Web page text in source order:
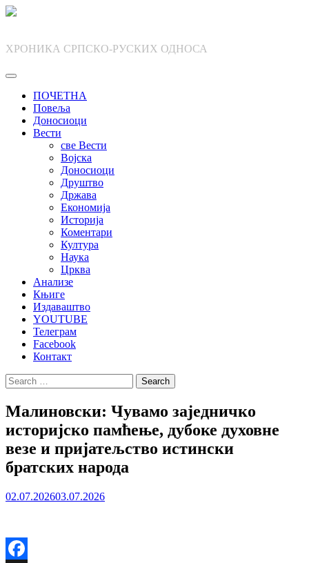
Skip
ХРОНИКА СРПСКО-РУСКИХ ОДНОСА
ПОЧЕТНА
Повеља
Доносиоци
Вести
све Вести
Војска
Доносиоци
Друштво
Држава
Економија
Историја
Коментари
Култура
Наука
Црква
Анализе
Књиге
Издаваштво
YOUTUBE
Телеграм
Facebook
Контакт
Search
for:
Малиновски: Чувамо заједничко
историјско памћење, дубоке духовне
везе и пријатељство истински
братских народа
02.07.202603.07.2026